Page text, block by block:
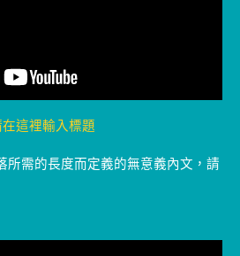
在這裡輸入標題
所需的長度而定義的無意義內文，請